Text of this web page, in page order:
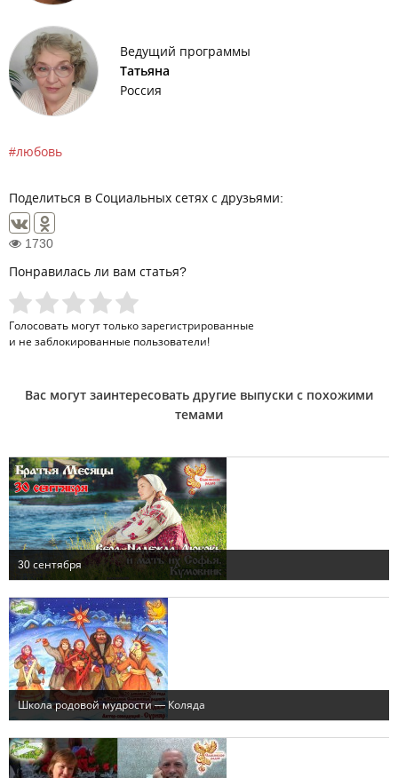
Ведущий программы
Татьяна
Россия
любовь
Поделиться в Социальных сетях с друзьями:
1730
Понравилась ли вам статья?
Голосовать могут только зарегистрированные
и не заблокированные пользователи!
Вас могут заинтересовать другие выпуски с похожими
темами